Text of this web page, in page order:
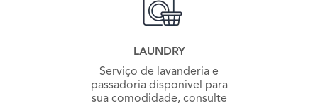
LAUNDRY
Serviço de lavanderia e
passadoria disponível para
sua comodidade, consulte